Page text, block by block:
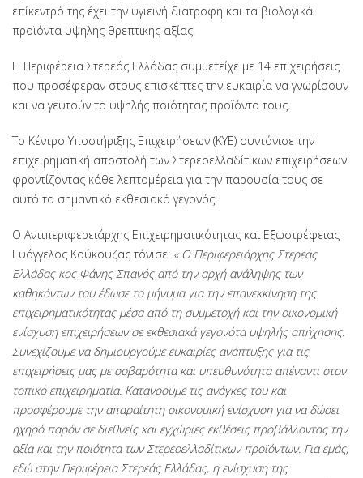
επίκεντρό της έχει την υγιεινή διατροφή και τα βιολογικά
προϊόντα υψηλής θρεπτικής αξίας.
Η Περιφέρεια Στερεάς Ελλάδας συμμετείχε με 14 επιχειρήσεις
που προσέφεραν στους επισκέπτες την ευκαιρία να γνωρίσουν
και να γευτούν τα υψηλής ποιότητας προϊόντα τους.
Το Κέντρο Υποστήριξης Επιχειρήσεων (ΚΥΕ) συντόνισε την
επιχειρηματική αποστολή των Στερεοελλαδίτικων επιχειρήσεων
φροντίζοντας κάθε λεπτομέρεια για την παρουσία τους σε
αυτό το σημαντικό εκθεσιακό γεγονός.
Ο Αντιπεριφερειάρχης Επιχειρηματικότητας και Εξωστρέφειας
Ευάγγελος Κούκουζας τόνισε: « Ο Περιφερειάρχης Στερεάς
Ελλάδας κος Φάνης Σπανός από την αρχή ανάληψης των
καθηκόντων του έδωσε το μήνυμα για την επανεκκίνηση της
επιχειρηματικότητας μέσα από τη συμμετοχή και την οικονομική
ενίσχυση επιχειρήσεων σε εκθεσιακά γεγονότα υψηλής απήχησης.
Συνεχίζουμε να δημιουργούμε ευκαιρίες ανάπτυξης για τις
επιχειρήσεις μας με σοβαρότητα και υπευθυνότητα απέναντι στον
τοπικό επιχειρηματία. Κατανοούμε τις ανάγκες του και
προσφέρουμε την απαραίτητη οικονομική ενίσχυση για να δώσει
ηχηρό παρόν σε διεθνείς και εγχώριες εκθέσεις προβάλλοντας την
αξία και την ποιότητα των Στερεοελλαδίτικων προϊόντων. Για εμάς,
εδώ στην Περιφέρεια Στερεάς Ελλάδας, η ενίσχυση της